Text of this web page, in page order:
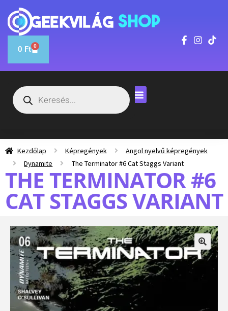
0 Ft 0
Kezdőlap Képregények
Angol nyelvű képregények
Dynamite
The Terminator #6 Cat Staggs Variant
THE TERMINATOR #6
CAT STAGGS VARIANT